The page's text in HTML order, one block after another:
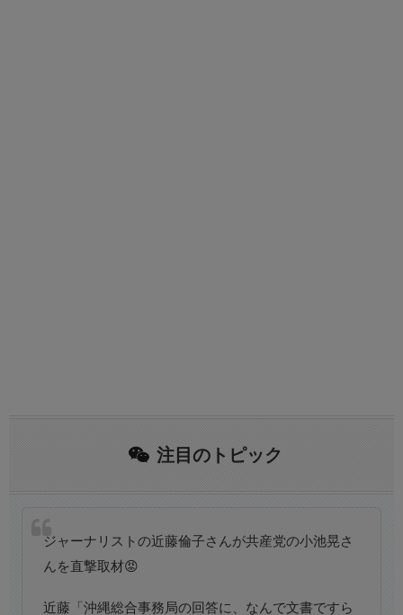
注目のトピック
ジャーナリストの近藤倫子さんが共産党の小池晃さ
んを直撃取材😡
近藤「沖縄総合事務局の回答に、なんで文書ですら